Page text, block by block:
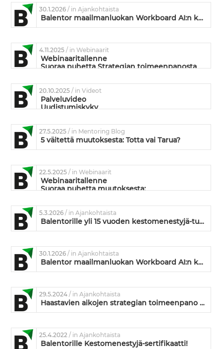
30.1.2026/ in Ajankohtaista
Balentor maailmanluokan Workboard AI:n kumppaniksi
4.11.2025/ in Webinaarit
Webinaaritallenne
Suoraa puhetta Strategian toimeenpanosta
20.10.2025/ in Videot
Palveluvideo
Uudistumiskyky
27.5.2025/ in Mentoring Blog
5 väitettä muutoksesta: Totta vai Tarua?
22.5.2025/ in Webinaarit
Webinaaritallenne
Suoraa puhetta muutoksesta:
5.3.2026/ in Ajankohtaista
Balentorille yli 15 vuoden kestomenestyjä-tunnustus
30.1.2026/ in Ajankohtaista
Balentor maailmanluokan Workboard AI:n kumppaniksi
29.5.2024/ in Ajankohtaista
Haastavien aikojen strategian toimeenpano – näkökulmia Quantiven tuoreesta raportista
25.4.2022/ in Ajankohtaista
Balentorille Kestomenestyjä-sertifikaatti!